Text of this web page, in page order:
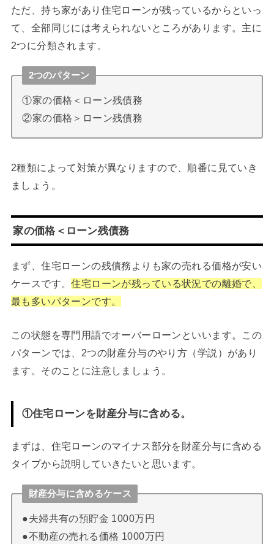
ただ、持ち家があり住宅ローンが残っているからといっ
て、全部同じには考えられないところがあります。主に
2つに分類されます。
2つのパターン
①家の価格＜ローン残債務
②家の価格＞ローン残債務
2種類によって対策が異なりますので、順番に見ていき
ましょう。
家の価格＜ローン残債務
まず、住宅ローンの残債務よりも家の売れる価格が安い
ケースです。住宅ローンが残っている状況での離婚で、
最も多いパターンです。
この状態を専門用語でオーバーローンといいます。この
パターンでは、2つの財産分与のやり方（学説）があり
ます。そのことに注意しましょう。
①住宅ローンを財産分与に含める。
まずは、住宅ローンのマイナス部分を財産分与に含める
タイプから説明していきたいと思います。
財産分与に含めるケース
●夫婦共有の預貯金 1000万円
●不動産の売れる価格 1000万円